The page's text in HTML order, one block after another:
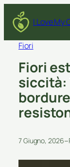
I Love My
Fiori
Fiori
siccità:
7 Giugno, 2026–